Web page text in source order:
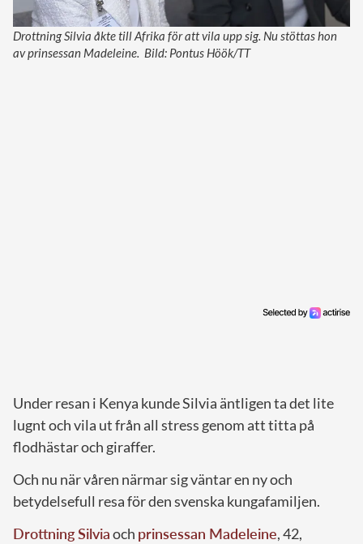
Drottning Silvia åkte till Afrika för att vila upp sig. Nu stöttas hon
av prinsessan Madeleine. Bild: Pontus Höök/TT
Under resan i Kenya kunde Silvia äntligen ta det lite
lugnt och vila ut från all stress genom att titta på
flodhästar och giraffer.
Och nu när våren närmar sig väntar en ny och
betydelsefull resa för den svenska kungafamiljen.
Drottning Silviaoch prinsessan Madeleine, 42,